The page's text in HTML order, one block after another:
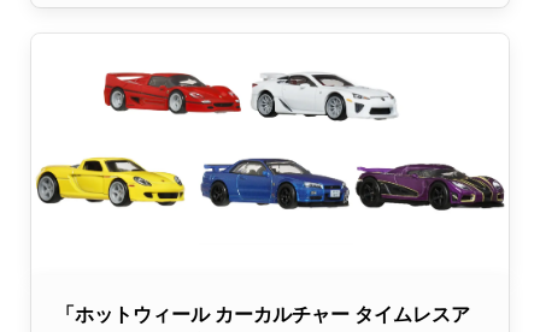
「ホットウィール カーカルチャー タイムレスア